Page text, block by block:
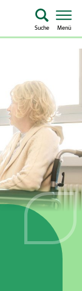
Suche Menü